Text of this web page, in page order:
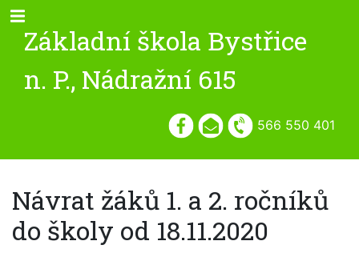
566 550 401
Základní škola Bystřice
n. P., Nádražní 615
Návrat žáků 1. a 2. ročníků
do školy od 18.11.2020